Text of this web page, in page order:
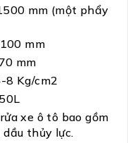
mm (một phẩy
mm
mm
cm2
xe ô tô bao gồm
thủy lực.